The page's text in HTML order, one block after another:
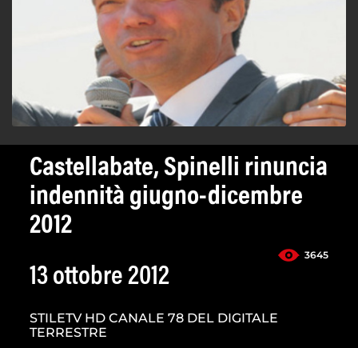
Castellabate, Spinelli rinuncia
indennità giugno-dicembre
2012
3645
13 ottobre 2012
STILETV HD CANALE 78 DEL DIGITALE
TERRESTRE